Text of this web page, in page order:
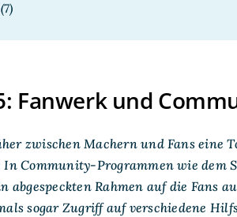
(7)
Fanwerk und
zwischen Machern und Fans eine
In Community-Programmen wie
abgespeckten Rahmen auf die Fans
sogar Zugriff auf verschiedene